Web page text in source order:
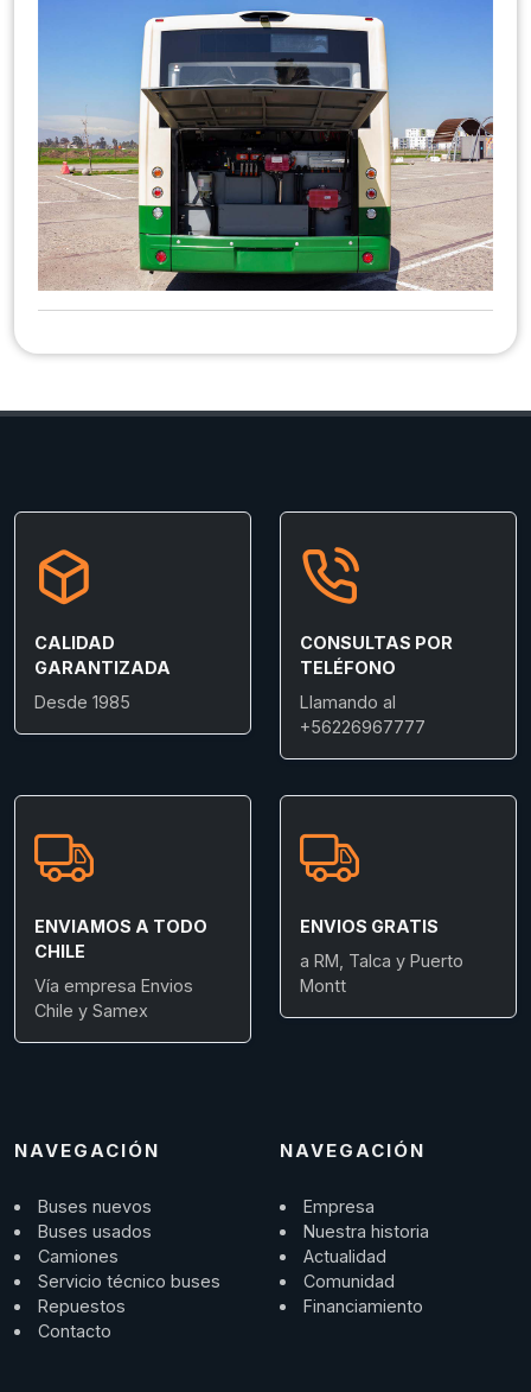
CALIDAD
GARANTIZADA
Desde 1985
CONSULTAS POR
TELÉFONO
Llamando al
+56226967777
ENVIAMOS A TODO
CHILE
Vía empresa Envios
Chile y Samex
ENVIOS GRATIS
a RM, Talca y Puerto
Montt
NAVEGACIÓN
Buses nuevos
Buses usados
Camiones
Servicio técnico buses
Repuestos
Contacto
NAVEGACIÓN
Empresa
Nuestra historia
Actualidad
Comunidad
Financiamiento